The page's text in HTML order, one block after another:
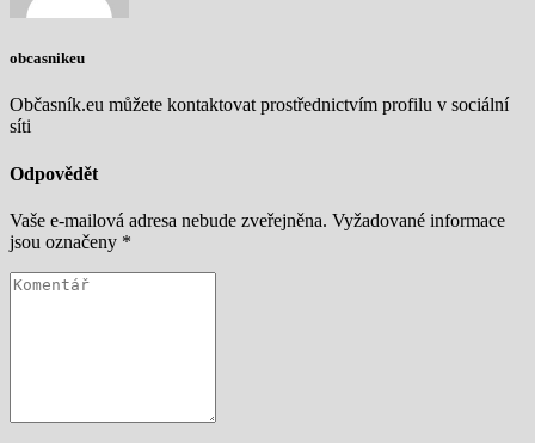
obcasnikeu
Občasník.eu můžete kontaktovat prostřednictvím profilu v sociální
síti
Odpovědět
Vaše e-mailová adresa nebude zveřejněna. Vyžadované informace
jsou označeny *